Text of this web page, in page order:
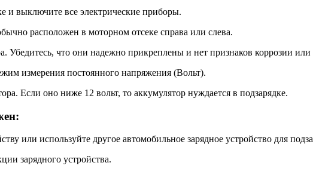
и выключите все электрические приборы.
расположен в моторном отсеке справа или слева.
Убедитесь, что они надежно прикреплены и нет признаков коррозии или
измерения постоянного напряжения (Вольт).
Если оно ниже 12 вольт, то аккумулятор нуждается в подзарядке.
или используйте другое автомобильное зарядное устройство для
зарядного устройства.